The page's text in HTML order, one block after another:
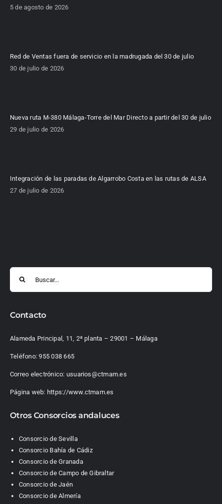
5 de agosto de 2026
Red de Ventas fuera de servicio en la madrugada del 30 de julio
30 de julio de 2026
Nueva ruta M-380 Málaga-Torre del Mar Directo a partir del 30 de julio
29 de julio de 2026
Integración de las paradas de Algarrobo Costa en las rutas de ALSA
27 de julio de 2026
Contacto
Alameda Principal, 11, 2ª planta – 29001 – Málaga
Teléfono:955 038 665
Correo electrónico: usuarios@ctmam.es
Página web: https://www.ctmam.es
Otros Consorcios andaluces
Consorcio de Sevilla
Consorcio Bahía de Cádiz
Consorcio de Granada
Consorcio de Campo de Gibraltar
Consorcio de Jaén
Consorcio de Almería